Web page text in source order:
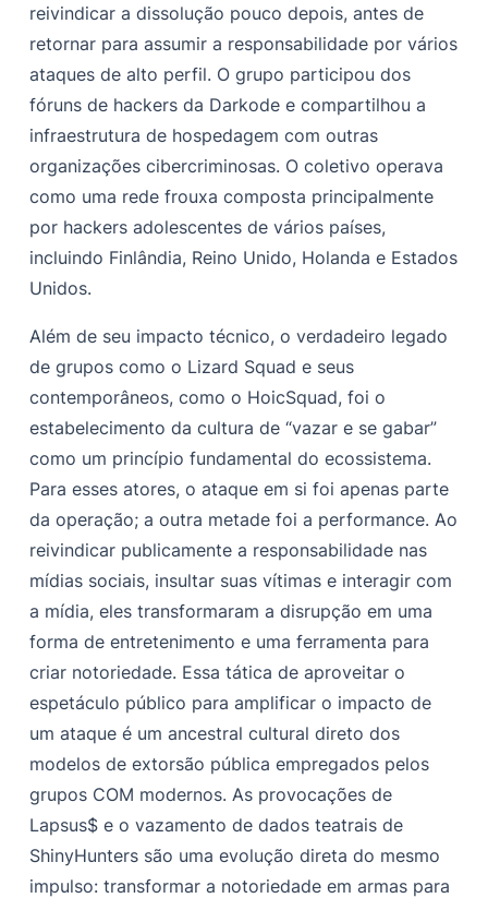
reivindicar a dissolução pouco depois, antes de
retornar para assumir a responsabilidade por vários
ataques de alto perfil. O grupo participou dos
fóruns de hackers da Darkode e compartilhou a
infraestrutura de hospedagem com outras
organizações cibercriminosas. O coletivo operava
como uma rede frouxa composta principalmente
por hackers adolescentes de vários países,
incluindo Finlândia, Reino Unido, Holanda e Estados
Unidos.
Além de seu impacto técnico, o verdadeiro legado
de grupos como o Lizard Squad e seus
contemporâneos, como o HoicSquad, foi o
estabelecimento da cultura de “vazar e se gabar”
como um princípio fundamental do ecossistema.
Para esses atores, o ataque em si foi apenas parte
da operação; a outra metade foi a performance. Ao
reivindicar publicamente a responsabilidade nas
mídias sociais, insultar suas vítimas e interagir com
a mídia, eles transformaram a disrupção em uma
forma de entretenimento e uma ferramenta para
criar notoriedade. Essa tática de aproveitar o
espetáculo público para amplificar o impacto de
um ataque é um ancestral cultural direto dos
modelos de extorsão pública empregados pelos
grupos COM modernos. As provocações de
Lapsus$ e o vazamento de dados teatrais de
ShinyHunters são uma evolução direta do mesmo
impulso: transformar a notoriedade em armas para